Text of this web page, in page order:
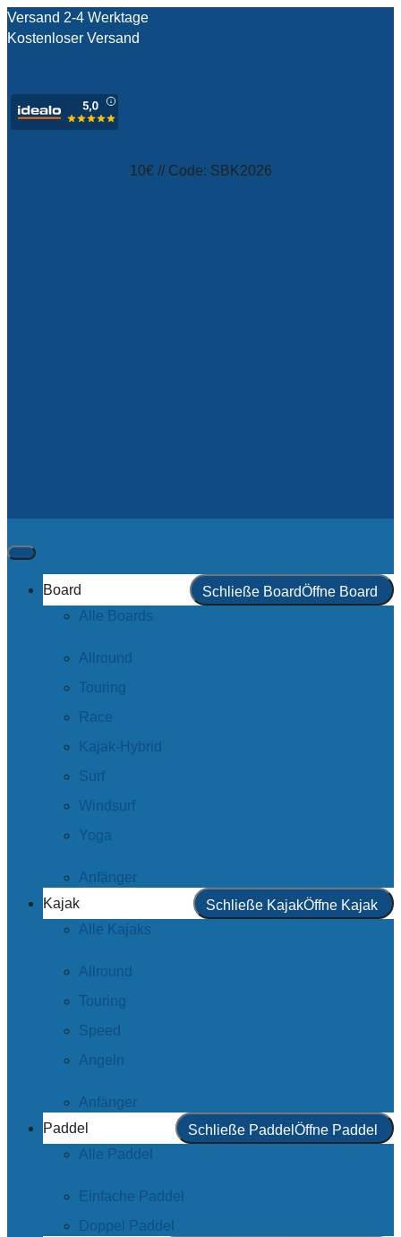
Versand 2-4 Werktage
Kostenloser Versand
10€ // Code: SBK2026
Board Schließe BoardÖffne Board
Alle Boards
Allround
Touring
Race
Kajak-Hybrid
Surf
Windsurf
Yoga
Anfänger
Kajak
Schließe KajakÖffne Kajak
Alle Kajaks
Allround
Touring
Speed
Angeln
Anfänger
Paddel
Schließe Paddel Öffne Paddel
Alle Paddel
Einfache Paddel
Doppel Paddel